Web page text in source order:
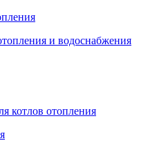
и водоснабжения
котлов отопления